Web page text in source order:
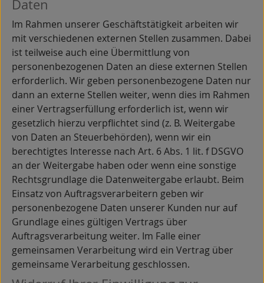
Daten
Im Rahmen unserer Geschäftstätigkeit arbeiten wir
mit verschiedenen externen Stellen zusammen. Dabei
ist teilweise auch eine Übermittlung von
personenbezogenen Daten an diese externen Stellen
erforderlich. Wir geben personenbezogene Daten nur
dann an externe Stellen weiter, wenn dies im Rahmen
einer Vertragserfüllung erforderlich ist, wenn wir
gesetzlich hierzu verpflichtet sind (z. B. Weitergabe
von Daten an Steuerbehörden), wenn wir ein
berechtigtes Interesse nach Art. 6 Abs. 1 lit. f DSGVO
an der Weitergabe haben oder wenn eine sonstige
Rechtsgrundlage die Datenweitergabe erlaubt. Beim
Einsatz von Auftragsverarbeitern geben wir
personenbezogene Daten unserer Kunden nur auf
Grundlage eines gültigen Vertrags über
Auftragsverarbeitung weiter. Im Falle einer
gemeinsamen Verarbeitung wird ein Vertrag über
gemeinsame Verarbeitung geschlossen.